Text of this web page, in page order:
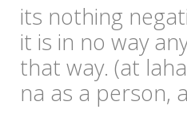
its nothing
it is in no way
that way. (at
na as a person,